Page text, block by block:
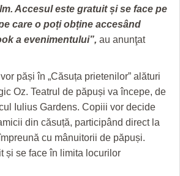
Accesul este gratuit și se face pe
care o poți obține accesând
a evenimentului”, au anunţat
păși în „Căsuța prietenilor” alături
Oz. Teatrul de păpuși va începe, de
Iulius Gardens. Copiii vor decide
din căsuță, participând direct la
cu mânuitorii de păpuși.
și se face în limita locurilor